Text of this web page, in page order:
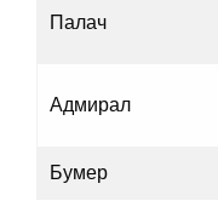
Палач
Адмирал
Бумер